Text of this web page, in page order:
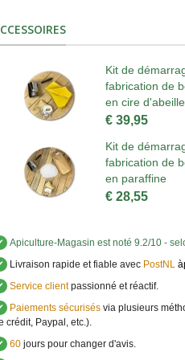
Kit de
fabrication de
en cire d'abeille
€ 39,95
Kit de
fabrication de
en paraffine
€ 28,55
Apiculture-Magasin est noté 9.2/10 -
Livraison rapide et fiable avecPostNL
Service clientpassionné et réactif.
Paiements sécurisésvia plusieurs
crédit, Paypal, etc.).
60jours pour changer d'avis.